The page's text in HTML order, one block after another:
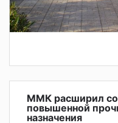
ММК расширил
повышенной
назначения